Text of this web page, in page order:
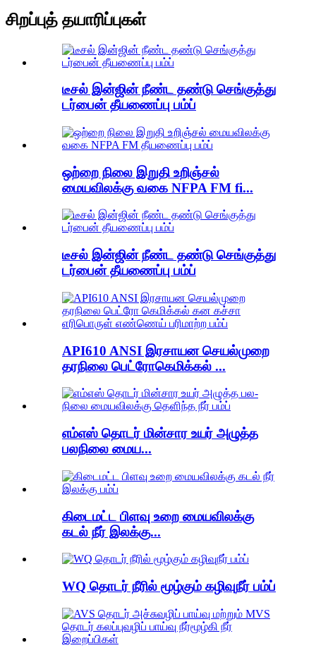
சிறப்புத் தயாரிப்புகள்
டீசல் இன்ஜின் நீண்ட தண்டு செங்குத்து
டர்பைன் தீயணைப்பு பம்ப்
ஒற்றை நிலை இறுதி உறிஞ்சல்
மையவிலக்கு வகை NFPA FM fi...
டீசல் இன்ஜின் நீண்ட தண்டு செங்குத்து
டர்பைன் தீயணைப்பு பம்ப்
API610 ANSI இரசாயன செயல்முறை
தரநிலை பெட்ரோகெமிக்கல் ...
எம்எஸ் தொடர் மின்சார உயர் அழுத்த
பலநிலை மைய...
கிடைமட்ட பிளவு உறை மையவிலக்கு
கடல் நீர் இலக்கு...
WQ தொடர் நீரில் மூழ்கும் கழிவுநீர் பம்ப்